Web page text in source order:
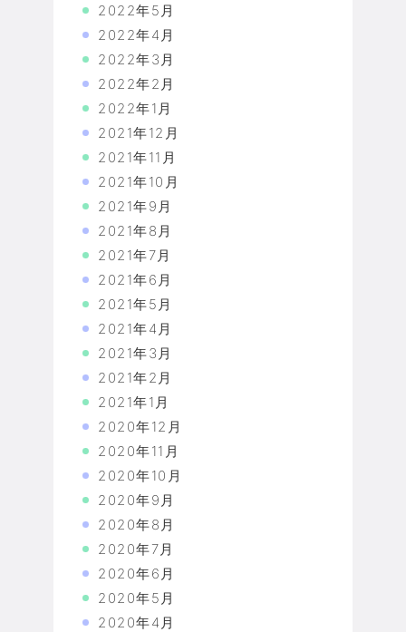
2022年5月
2022年4月
2022年3月
2022年2月
2022年1月
2021年12月
2021年11月
2021年10月
2021年9月
2021年8月
2021年7月
2021年6月
2021年5月
2021年4月
2021年3月
2021年2月
2021年1月
2020年12月
2020年11月
2020年10月
2020年9月
2020年8月
2020年7月
2020年6月
2020年5月
2020年4月